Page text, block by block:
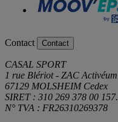
Contact Contact
CASAL SPORT
1 rue Blériot - ZAC Activéum
67129 MOLSHEIM Cedex
SIRET : 310 269 378 00 157.
N° TVA : FR26310269378